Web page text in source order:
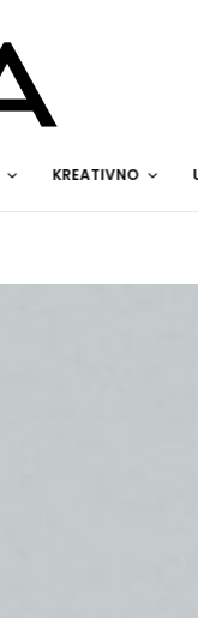
KREATIVNO